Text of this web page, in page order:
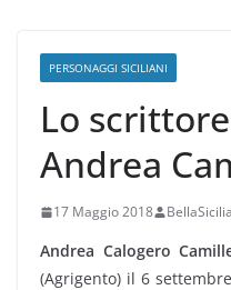
PERSONAGGI SICILIANI
Lo
Andrea
17 Maggio 2018 BellaSicilia
Andrea Calogero
(Agrigento) il 6